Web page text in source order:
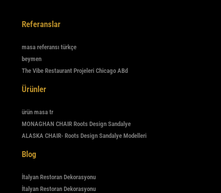
Referanslar
masa referansı türkçe
beymen
The Vibe Restaurant Projeleri Chicago ABd
Ürünler
ürün masa tr
MONAGHAN CHAIR Roots Design Sandalye
ALASKA CHAIR- Roots Design Sandalye Modelleri
Blog
İtalyan Restoran Dekorasyonu
İtalyan Restoran Dekorasyonu